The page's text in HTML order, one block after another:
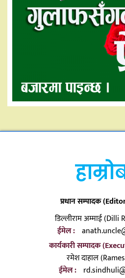
प्रधान सम्पादक
डिल्लीराम अम्माई (Dilli
ईमेल :
कार्यकारी सम्पादक
रमेश दाहाल
ईमेल :